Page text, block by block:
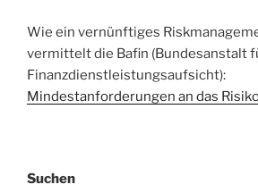
Wie ein vernünftiges
vermittelt die Bafin (Bundesanstalt
Finanzdienstleistungsaufsicht):
Mindestanforderungen an das
Suchen